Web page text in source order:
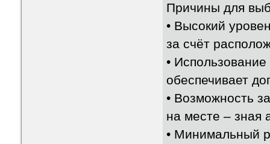
Причины для
• Высокий
за счёт
•
обеспечивает
• Возможность
на месте – зная
• Минимальный